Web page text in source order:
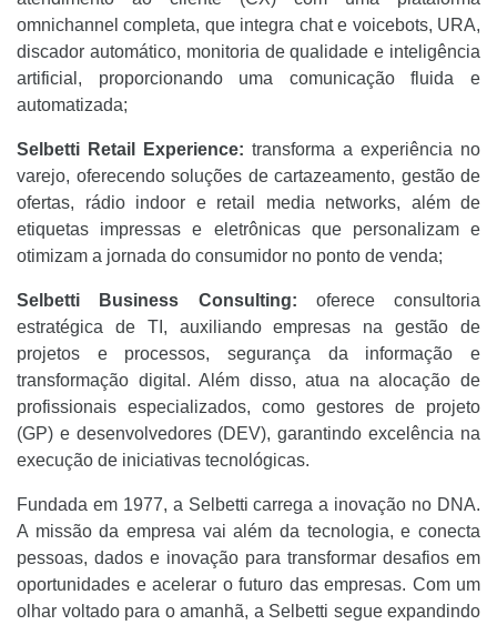
omnichannel completa, que integra chat e voicebots, URA,
discador automático, monitoria de qualidade e inteligência
artificial, proporcionando uma comunicação fluida e
automatizada;
Selbetti Retail Experience: transforma a experiência no
varejo, oferecendo soluções de cartazeamento, gestão de
ofertas, rádio indoor e retail media networks, além de
etiquetas impressas e eletrônicas que personalizam e
otimizam a jornada do consumidor no ponto de venda;
Selbetti Business Consulting: oferece consultoria
estratégica de TI, auxiliando empresas na gestão de
projetos e processos, segurança da informação e
transformação digital. Além disso, atua na alocação de
profissionais especializados, como gestores de projeto
(GP) e desenvolvedores (DEV), garantindo excelência na
execução de iniciativas tecnológicas.
Fundada em 1977, a Selbetti carrega a inovação no DNA.
A missão da empresa vai além da tecnologia, e conecta
pessoas, dados e inovação para transformar desafios em
oportunidades e acelerar o futuro das empresas. Com um
olhar voltado para o amanhã, a Selbetti segue expandindo